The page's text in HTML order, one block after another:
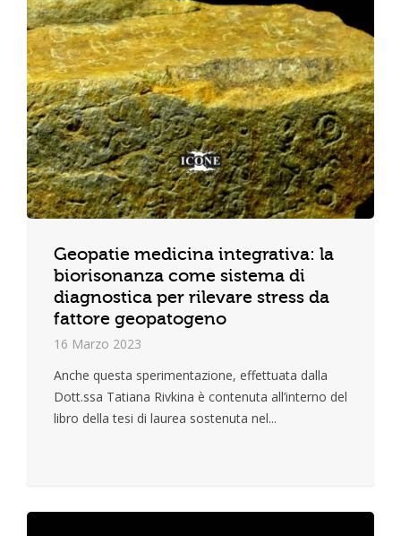
Geopatie medicina integrativa: la
biorisonanza come sistema di
diagnostica per rilevare stress da
fattore geopatogeno
16 Marzo 2023
Anche questa sperimentazione, effettuata dalla
Dott.ssa Tatiana Rivkina è contenuta all’interno del
libro della tesi di laurea sostenuta nel...